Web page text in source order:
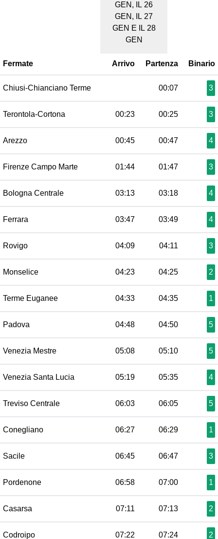
GEN, IL 26
GEN, IL 27
GEN E IL 28
GEN
Fermate Arrivo Partenza Binario
Chiusi-Chianciano Terme 00:07 3
Terontola-Cortona 00:23 00:25 3
Arezzo 00:45 00:47 4
Firenze Campo Marte 01:44 01:47 3
Bologna Centrale 03:13 03:18 4
Ferrara 03:47 03:49 4
Rovigo 04:09 04:11 3
Monselice 04:23 04:25 2
Terme Euganee 04:33 04:35 1
Padova 04:48 04:50 5
Venezia Mestre 05:08 05:10 5
Venezia Santa Lucia 05:19 05:35 4
Treviso Centrale 06:03 06:05 5
Conegliano 06:27 06:29 1
Sacile 06:45 06:47 3
Pordenone 06:58 07:00 1
Casarsa 07:11 07:13 2
Codroipo 07:22 07:24 2